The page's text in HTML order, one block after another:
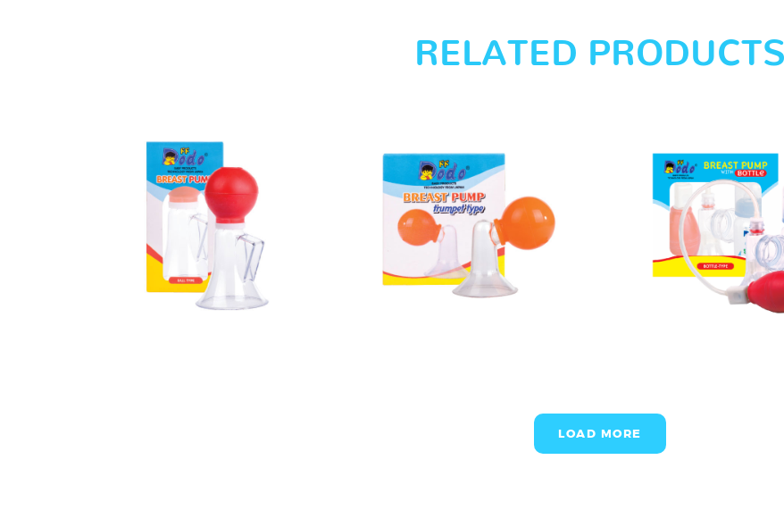
RELATED PRODUCTS
LOAD MORE